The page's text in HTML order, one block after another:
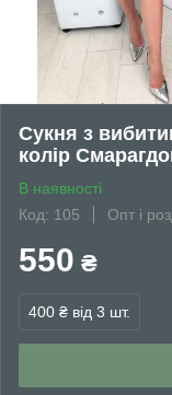
Сукня з
колір
В наявності
Код: 105
Опт і
550 ₴
400 ₴ від 3 шт.